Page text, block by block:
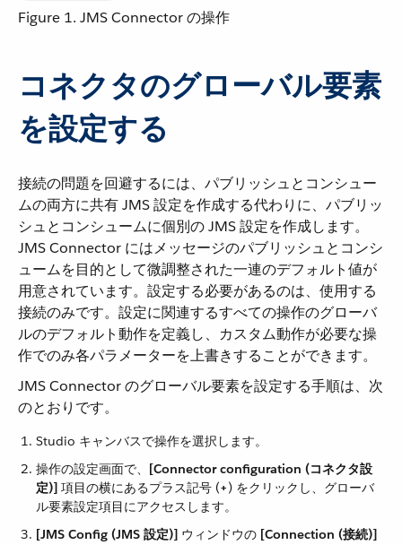
Figure 1. JMS Connector の操作
コネクタのグローバル要素
を設定する
接続の問題を回避するには、パブリッシュとコンシュー
ムの両方に共有 JMS 設定を作成する代わりに、パブリッ
シュとコンシュームに個別の JMS 設定を作成します。
JMS Connector にはメッセージのパブリッシュとコンシ
ュームを目的として微調整された一連のデフォルト値が
用意されています。設定する必要があるのは、使用する
接続のみです。設定に関連するすべての操作のグローバ
ルのデフォルト動作を定義し、カスタム動作が必要な操
作でのみ各パラメーターを上書きすることができます。
JMS Connector のグローバル要素を設定する手順は、次
のとおりです。
Studio キャンバスで操作を選択します。
操作の設定画面で、​ [Connector configuration (コネクタ設
定)] ​ 項目の横にあるプラス記号 (​+​) をクリックし、グローバ
ル要素設定項目にアクセスします。
[JMS Config (JMS 設定)] ​ ウィンドウの ​ [Connection (接続)]